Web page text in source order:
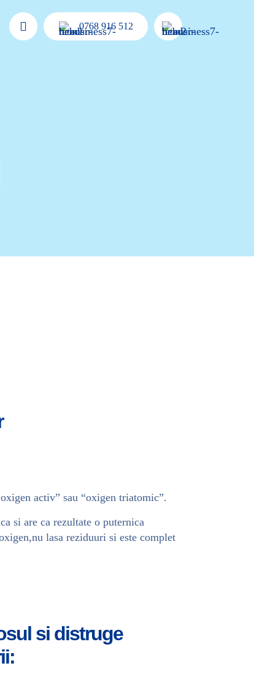
0768 916 512
activ” sau “oxigen triatomic”.
si are ca rezultate o puternica
lasa reziduuri si este complet
si distruge